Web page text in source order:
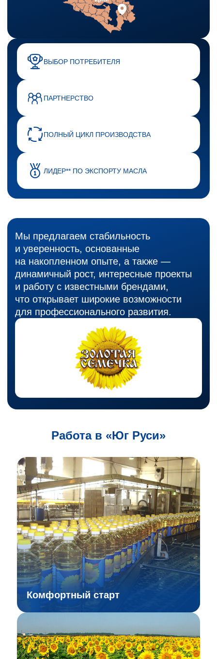
ВЫБОР ПОТРЕБИТЕЛЯ
ПАРТНЕРСТВО
ПОЛНЫЙ ЦИКЛ ПРОИЗВОДСТВА
ЛИДЕР** ПО ЭКСПОРТУ МАСЛА
Мы предлагаем стабильность
и уверенность, основанные
на накопленном опыте, а также —
динамичный рост, интересные проекты
и работу с известными брендами,
что открывает широкие возможности
для профессионального развития.
Работа в «Юг Руси»
Комфортный старт